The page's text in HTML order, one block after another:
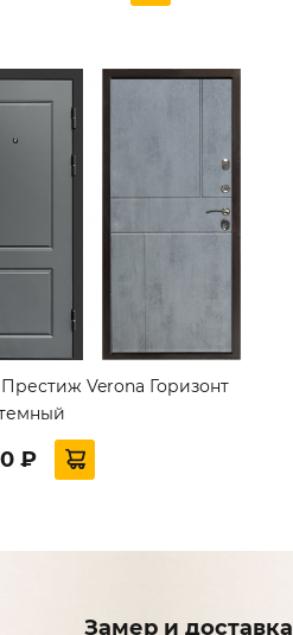
Verona Горизонт
₽
Замер и доставка